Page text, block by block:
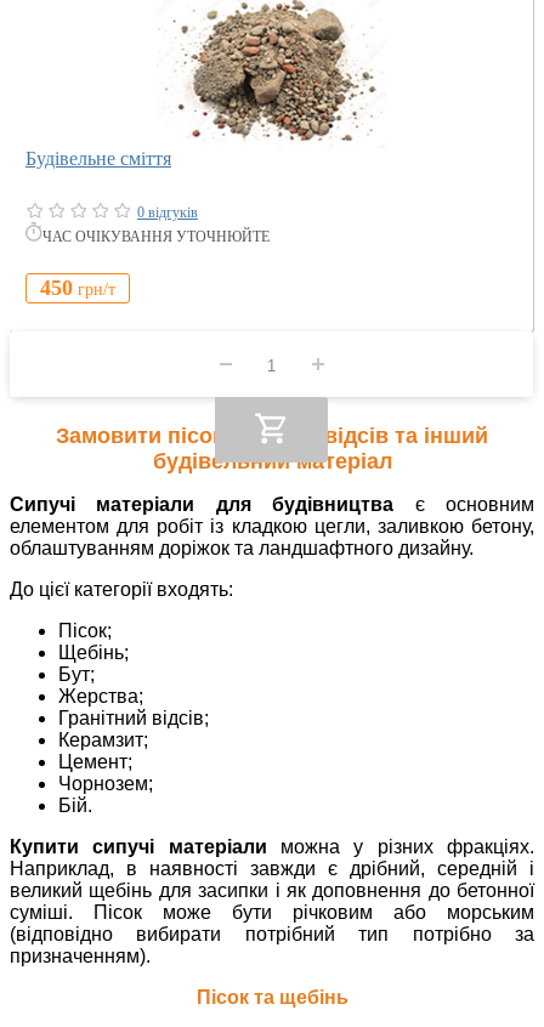
Будівельне сміття
0 відгуків
ЧАС ОЧІКУВАННЯ УТОЧНЮЙТЕ
450 грн/т
Замовити пісок, щебінь, відсів та інший
будівельний матеріал
Сипучі матеріали для будівництва є основним
елементом для робіт із кладкою цегли, заливкою бетону,
облаштуванням доріжок та ландшафтного дизайну.
До цієї категорії входять:
Пісок;
Щебінь;
Бут;
Жерства;
Гранітний відсів;
Керамзит;
Цемент;
Чорнозем;
Бій.
Купити сипучі матеріали можна у різних фракціях.
Наприклад, в наявності завжди є дрібний, середній і
великий щебінь для засипки і як доповнення до бетонної
суміші. Пісок може бути річковим або морським
(відповідно вибирати потрібний тип потрібно за
призначенням).
Пісок та щебінь